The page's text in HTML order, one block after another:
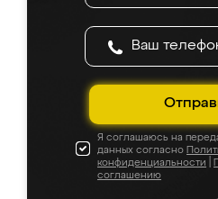
Я соглашаюсь на
данных согласно
конфиденциальности
соглашению